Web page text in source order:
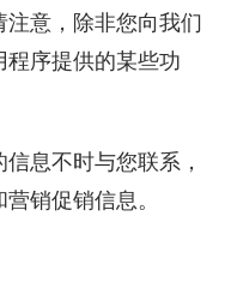
意，除非您向我们
序提供的某些功
息不时与您联系，
销促销信息。